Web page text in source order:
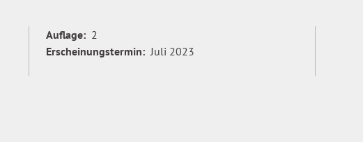
Auflage: 2
Erscheinungstermin: Juli 2023